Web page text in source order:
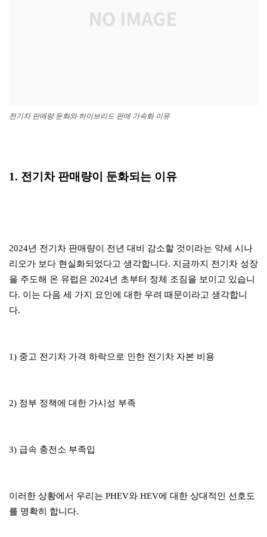
전기차 판매량 둔화와 하이브리드 판매 가속화 이유
1. 전기차 판매량이 둔화되는 이유
2024년 전기차 판매량이 전년 대비 감소할 것이라는 약세 시나
리오가 보다 현실화되었다고 생각합니다. 지금까지 전기차 성장
을 주도해 온 유럽은 2024년 초부터 정체 조짐을 보이고 있습니
다. 이는 다음 세 가지 요인에 대한 우려 때문이라고 생각합니
다.
1) 중고 전기차 가격 하락으로 인한 전기차 자본 비용
2) 정부 정책에 대한 가시성 부족
3) 급속 충전소 부족입
이러한 상황에서 우리는 PHEV와 HEV에 대한 상대적인 선호도
를 명확히 합니다.